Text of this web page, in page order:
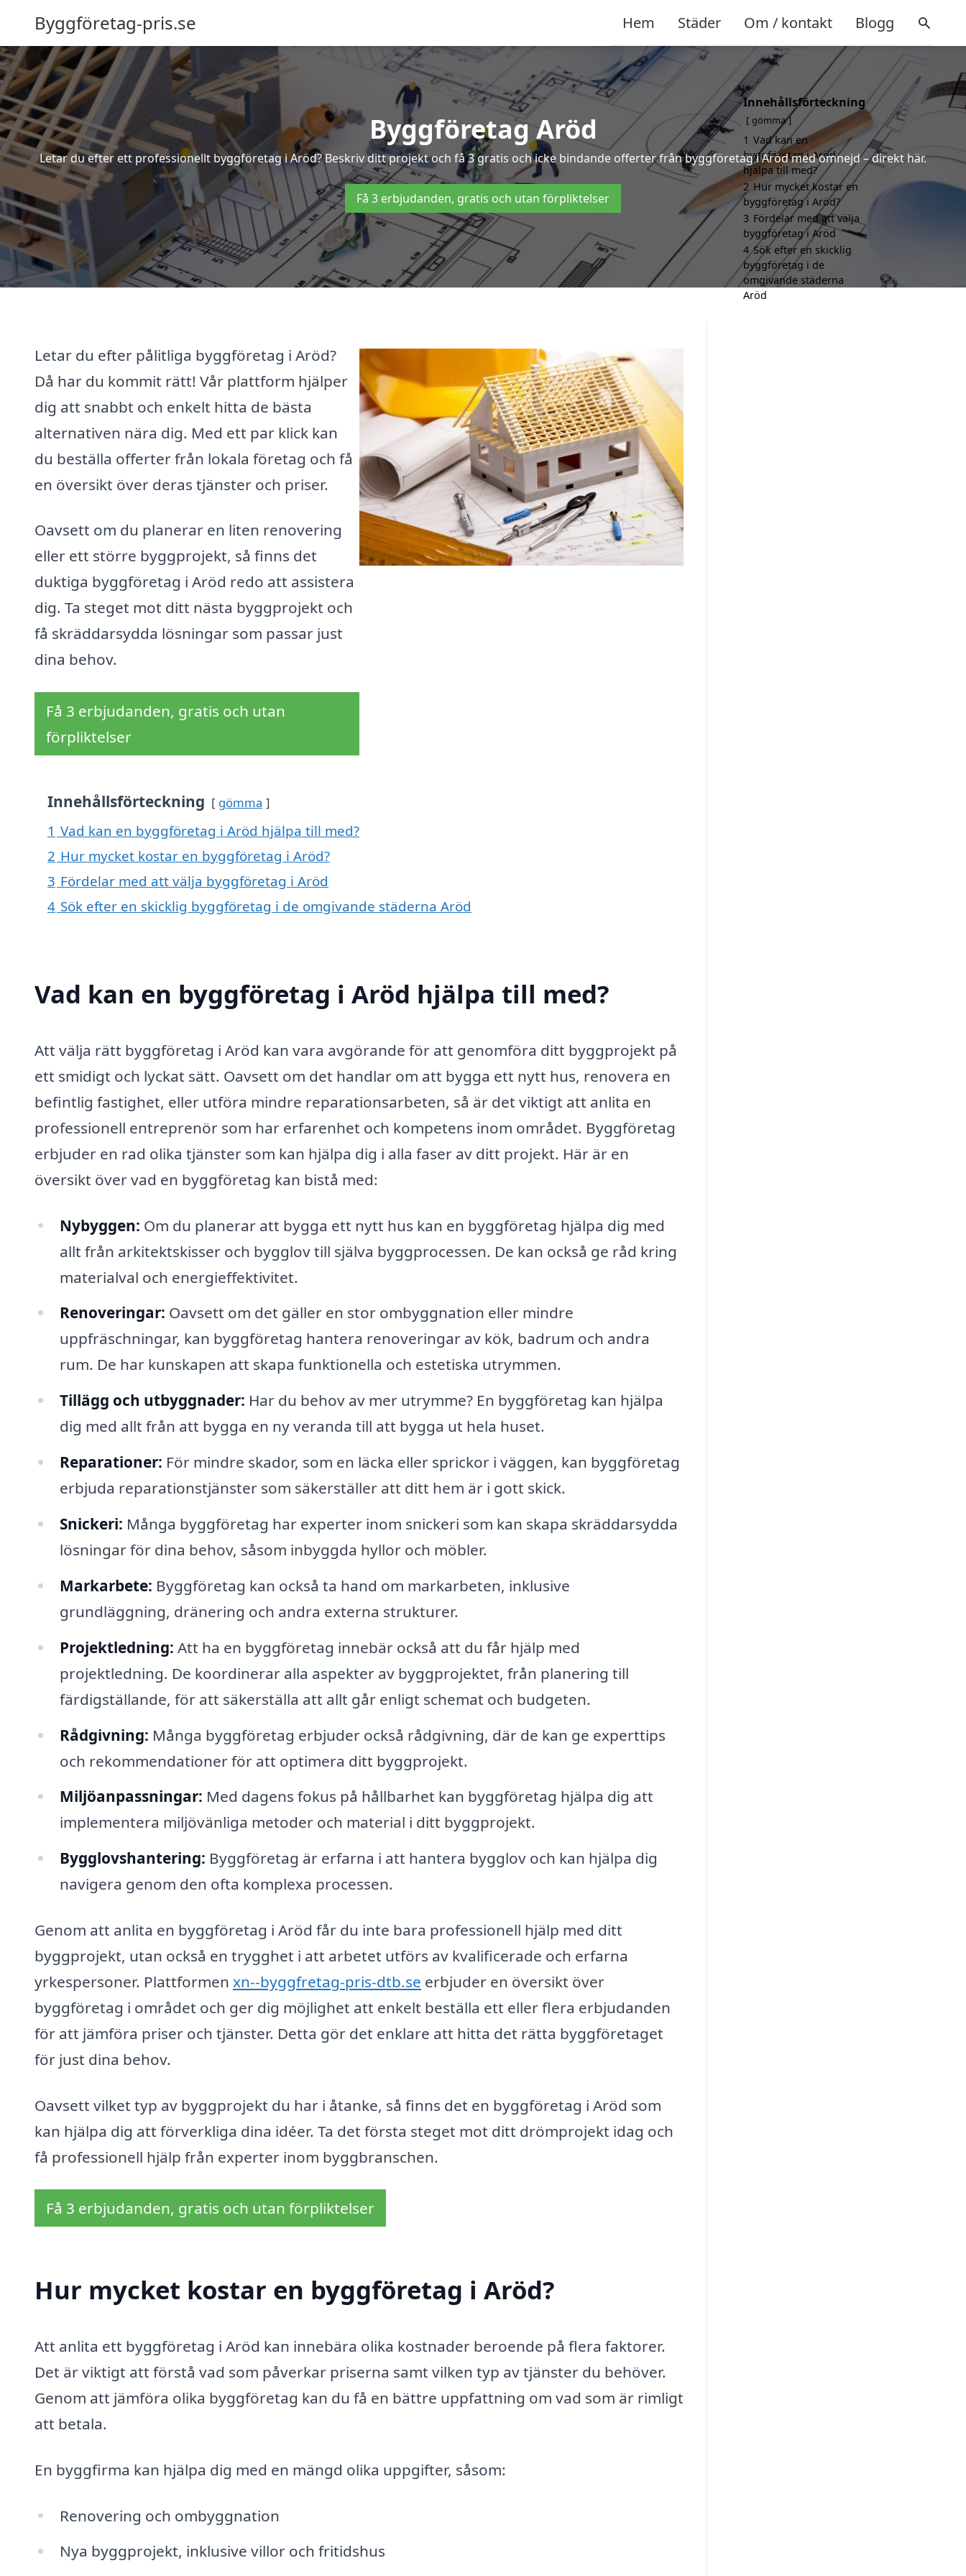
Byggföretag-pris.se Hem Städer Om / kontakt Blogg
Byggföretag Aröd
Letar du efter ett professionellt byggföretag i Aröd? Beskriv ditt projekt och få 3 gratis och icke bindande offerter från byggföretag i Aröd med omnejd – direkt här.
Få 3 erbjudanden, gratis och utan förpliktelser
Letar du efter pålitliga byggföretag i Aröd?
Då har du kommit rätt! Vår plattform hjälper
dig att snabbt och enkelt hitta de bästa
alternativen nära dig. Med ett par klick kan
du beställa offerter från lokala företag och få
en översikt över deras tjänster och priser.
Oavsett om du planerar en liten renovering
eller ett större byggprojekt, så finns det
duktiga byggföretag i Aröd redo att assistera
dig. Ta steget mot ditt nästa byggprojekt och
få skräddarsydda lösningar som passar just
dina behov.
Få 3 erbjudanden, gratis och utan
förpliktelser
Innehållsförteckning gömma
1 Vad kan en byggföretag i Aröd hjälpa till med?
2 Hur mycket kostar en byggföretag i Aröd?
3 Fördelar med att välja byggföretag i Aröd
4 Sök efter en skicklig byggföretag i de omgivande städerna Aröd
Vad kan en byggföretag i Aröd hjälpa till med?
Att välja rätt byggföretag i Aröd kan vara avgörande för att genomföra ditt byggprojekt på
ett smidigt och lyckat sätt. Oavsett om det handlar om att bygga ett nytt hus, renovera en
befintlig fastighet, eller utföra mindre reparationsarbeten, så är det viktigt att anlita en
professionell entreprenör som har erfarenhet och kompetens inom området. Byggföretag
erbjuder en rad olika tjänster som kan hjälpa dig i alla faser av ditt projekt. Här är en
översikt över vad en byggföretag kan bistå med:
Nybyggen: Om du planerar att bygga ett nytt hus kan en byggföretag hjälpa dig med
allt från arkitektskisser och bygglov till själva byggprocessen. De kan också ge råd kring
materialval och energieffektivitet.
Renoveringar: Oavsett om det gäller en stor ombyggnation eller mindre
uppfräschningar, kan byggföretag hantera renoveringar av kök, badrum och andra
rum. De har kunskapen att skapa funktionella och estetiska utrymmen.
Tillägg och utbyggnader: Har du behov av mer utrymme? En byggföretag kan hjälpa
dig med allt från att bygga en ny veranda till att bygga ut hela huset.
Reparationer: För mindre skador, som en läcka eller sprickor i väggen, kan byggföretag
erbjuda reparationstjänster som säkerställer att ditt hem är i gott skick.
Snickeri: Många byggföretag har experter inom snickeri som kan skapa skräddarsydda
lösningar för dina behov, såsom inbyggda hyllor och möbler.
Markarbete: Byggföretag kan också ta hand om markarbeten, inklusive
grundläggning, dränering och andra externa strukturer.
Projektledning: Att ha en byggföretag innebär också att du får hjälp med
projektledning. De koordinerar alla aspekter av byggprojektet, från planering till
färdigställande, för att säkerställa att allt går enligt schemat och budgeten.
Rådgivning: Många byggföretag erbjuder också rådgivning, där de kan ge experttips
och rekommendationer för att optimera ditt byggprojekt.
Miljöanpassningar: Med dagens fokus på hållbarhet kan byggföretag hjälpa dig att
implementera miljövänliga metoder och material i ditt byggprojekt.
Bygglovshantering: Byggföretag är erfarna i att hantera bygglov och kan hjälpa dig
navigera genom den ofta komplexa processen.
Genom att anlita en byggföretag i Aröd får du inte bara professionell hjälp med ditt
byggprojekt, utan också en trygghet i att arbetet utförs av kvalificerade och erfarna
yrkespersoner. Plattformen xn--byggfretag-pris-dtb.se erbjuder en översikt över
byggföretag i området och ger dig möjlighet att enkelt beställa ett eller flera erbjudanden
för att jämföra priser och tjänster. Detta gör det enklare att hitta det rätta byggföretaget
för just dina behov.
Oavsett vilket typ av byggprojekt du har i åtanke, så finns det en byggföretag i Aröd som
kan hjälpa dig att förverkliga dina idéer. Ta det första steget mot ditt drömprojekt idag och
få professionell hjälp från experter inom byggbranschen.
Få 3 erbjudanden, gratis och utan förpliktelser
Hur mycket kostar en byggföretag i Aröd?
Att anlita ett byggföretag i Aröd kan innebära olika kostnader beroende på flera faktorer.
Det är viktigt att förstå vad som påverkar priserna samt vilken typ av tjänster du behöver.
Genom att jämföra olika byggföretag kan du få en bättre uppfattning om vad som är rimligt
att betala.
En byggfirma kan hjälpa dig med en mängd olika uppgifter, såsom:
Renovering och ombyggnation
Nya byggprojekt, inklusive villor och fritidshus
Innehållsförteckning
gömma
1 Vad kan en
byggföretag i Aröd
hjälpa till med?
2 Hur mycket kostar en
byggföretag i Aröd?
3 Fördelar med att välja
byggföretag i Aröd
4 Sök efter en skicklig
byggföretag i de
omgivande städerna
Aröd